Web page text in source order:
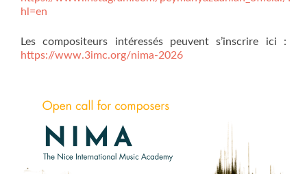
hl=en
Les compositeurs intéressés peuvent s’inscrire ici :
https://www.3imc.org/nima-2026